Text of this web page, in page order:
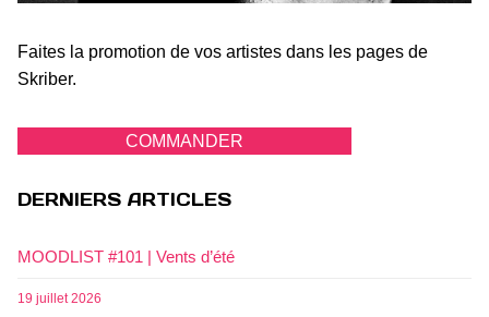
Faites la promotion de vos artistes dans les pages de
Skriber.
COMMANDER
DERNIERS ARTICLES
MOODLIST #101 | Vents d’été
19 juillet 2026